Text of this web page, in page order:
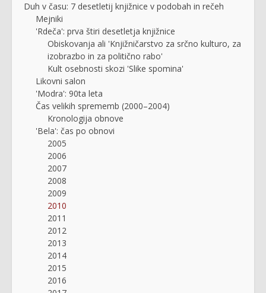
Duh v času: 7 desetletij knjižnice v podobah in rečeh
Mejniki
'Rdeča': prva štiri desetletja knjižnice
Obiskovanja ali 'Knjižničarstvo za srčno kulturo, za
izobrazbo in za politično rabo'
Kult osebnosti skozi 'Slike spomina'
Likovni salon
'Modra': 90ta leta
Čas velikih sprememb (2000–2004)
Kronologija obnove
'Bela': čas po obnovi
2005
2006
2007
2008
2009
2010
2011
2012
2013
2014
2015
2016